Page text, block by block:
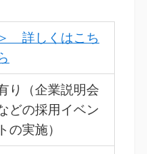
＞ 詳しくはこち
り（企業説明会
どの採用イベン
トの実施）